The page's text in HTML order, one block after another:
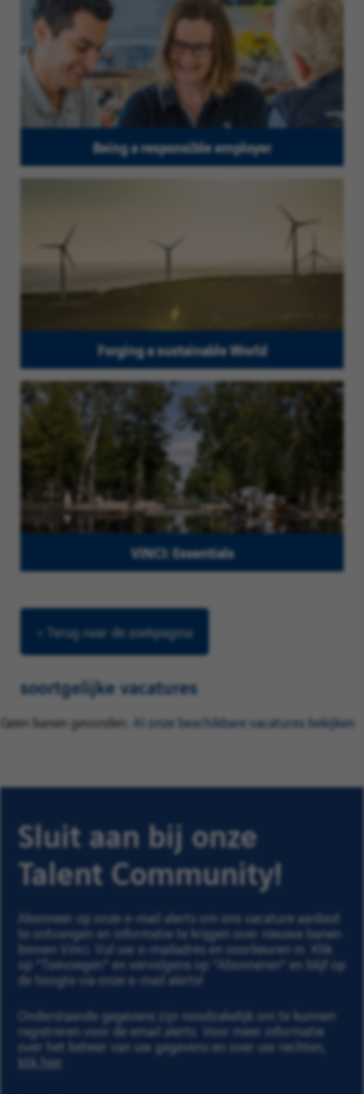
Being a responsible employer
Forging a sustainable World
VINCI: Essentials
< Terug naar de zoekpagina
soortgelijke vacatures
Geen banen gevonden. Al onze beschikbare vacatures bekijken
Sluit aan bij onze
Talent Community!
Abonneer op onze e-mail alerts om ons vacature aanbod
te ontvangen en informatie te krijgen over nieuwe banen
binnen Vinci. Vul uw e-mailadres en voorkeuren in. Klik
op "Toevoegen" en vervolgens op "Abonneren" en blijf op
de hoogte via onze e-mail alerts!
Onderstaande gegevens zijn noodzakelijk om te kunnen
registreren voor de email alerts. Voor meer informatie
over het beheer van uw gegevens en over uw rechten,
klik hier